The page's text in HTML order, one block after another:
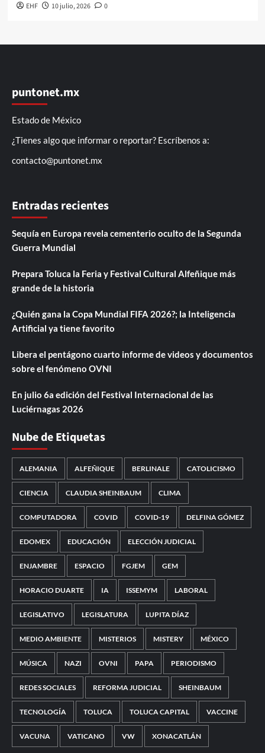
EHF 10 julio, 2026 0
puntonet.mx
Estado de México
¿Tienes algo que informar o reportar? Escríbenos a:
contacto@puntonet.mx
Entradas recientes
Sequía en Europa revela cementerio oculto de la Segunda
Guerra Mundial
Prepara Toluca la Feria y Festival Cultural Alfeñique más
grande de la historia
¿Quién gana la Copa Mundial FIFA 2026?; la Inteligencia
Artificial ya tiene favorito
Libera el pentágono cuarto informe de videos y documentos
sobre el fenómeno OVNI
En julio 6a edición del Festival Internacional de las
Luciérnagas 2026
Nube de Etiquetas
ALEMANIA ALFEÑIQUE BERLINALE CATOLICISMO
CIENCIA CLAUDIA SHEINBAUM CLIMA
COMPUTADORA COVID COVID-19 DELFINA GÓMEZ
EDOMEX EDUCACIÓN ELECCIÓN JUDICIAL
ENJAMBRE ESPACIO FGJEM GEM
HORACIO DUARTE IA ISSEMYM LABORAL
LEGISLATIVO LEGISLATURA LUPITA DÍAZ
MEDIO AMBIENTE MISTERIOS MISTERY MÉXICO
MÚSICA NAZI OVNI PAPA PERIODISMO
REDES SOCIALES REFORMA JUDICIAL SHEINBAUM
TECNOLOGÍA TOLUCA TOLUCA CAPITAL VACCINE
VACUNA VATICANO VW XONACATLÁN